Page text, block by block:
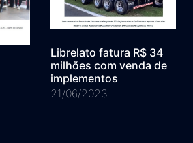
Librelato fatura R$ 34
milhões com venda de
implementos
21/06/2023